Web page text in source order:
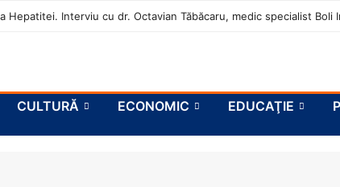
Hepatitei. Interviu cu dr. Octavian Tăbăcaru, medic specialist
CULTURĂ ECONOMIC EDUCAŢIE